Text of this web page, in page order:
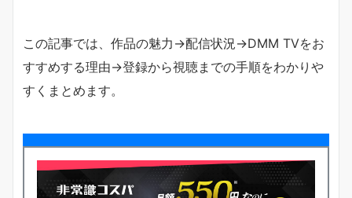
この記事では、作品の魅力→配信状況→DMM TVをお
すすめする理由→登録から視聴までの手順をわかりや
すくまとめます。